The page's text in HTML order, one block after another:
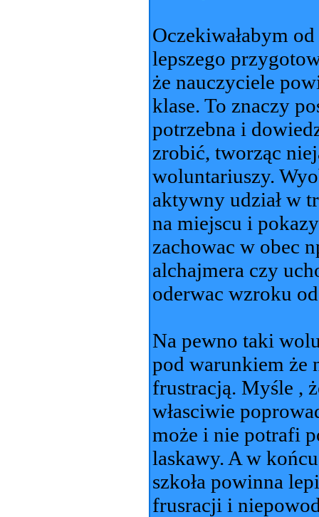
Oczekiwałabym
lepszego
że nauczyciele
klase. To znaczy
potrzebna i
zrobić, tworząc
woluntariuszy.
aktywny udział w
na miejscu i
zachowac w obec
alchajmera czy
oderwac wzroku
Na pewno taki
pod warunkiem że
frustracją. Myśle ,
własciwie
może i nie potrafi
laskawy. A w
szkoła powinna
frusracji i